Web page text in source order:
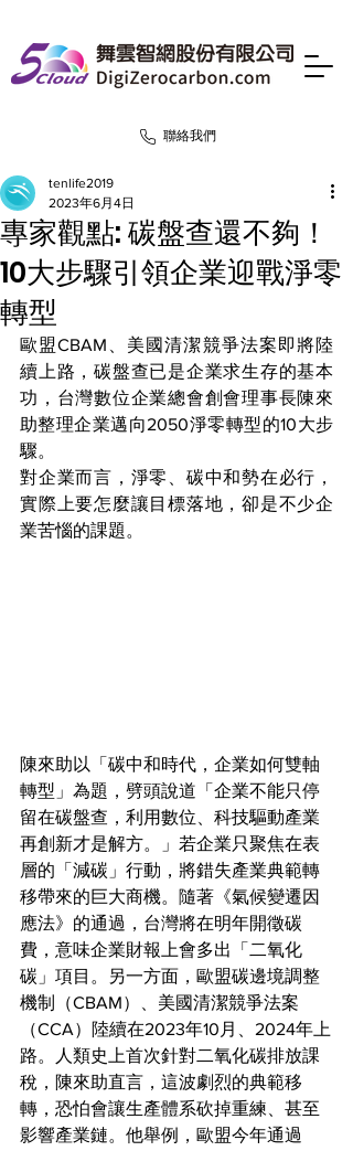
聯絡我們
專家觀點: 碳盤查還不夠！
10大步驟引領企業迎戰淨零
轉型
tenlife2019
2023年6月4日
歐盟CBAM、美國清潔競爭法案即將陸
續上路，碳盤查已是企業求生存的基本
功，台灣數位企業總會創會理事長陳來
助整理企業邁向2050淨零轉型的10大步
驟。
對企業而言，淨零、碳中和勢在必行，
實際上要怎麼讓目標落地，卻是不少企
業苦惱的課題。
陳來助以「碳中和時代，企業如何雙軸
轉型」為題，劈頭說道「企業不能只停
留在碳盤查，利用數位、科技驅動產業
再創新才是解方。」若企業只聚焦在表
層的「減碳」行動，將錯失產業典範轉
移帶來的巨大商機。隨著《氣候變遷因
應法》的通過，台灣將在明年開徵碳
費，意味企業財報上會多出「二氧化
碳」項目。另一方面，歐盟碳邊境調整
機制（CBAM）、美國清潔競爭法案
（CCA）陸續在2023年10月、2024年上
路。人類史上首次針對二氧化碳排放課
稅，陳來助直言，這波劇烈的典範移
轉，恐怕會讓生產體系砍掉重練、甚至
影響產業鏈。他舉例，歐盟今年通過